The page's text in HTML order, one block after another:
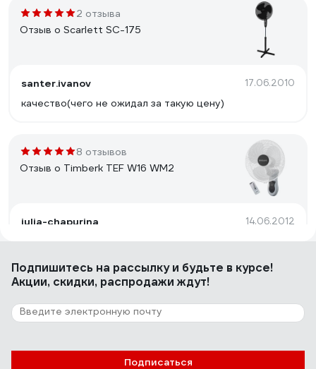
2 отзыва
Отзыв о Scarlett SC-175
santer.ivanov 17.06.2010
качество(чего не ожидал за такую цену)
8 отзывов
Отзыв о Timberk TEF W16 WM2
julia-chapurina 14.06.2012
Компактное расположение на стене.
22 отзыва
Отзыв о Ryobi ONE+ R18F-0 5133002612
Подпишитесь на рассылкуи будьте в курсе!
Акции, скидки, распродажи ждут!
Подписаться